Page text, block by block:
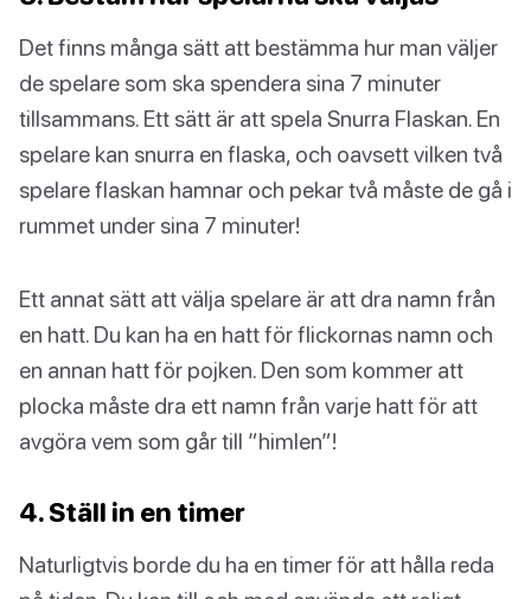
Det finns många sätt att bestämma hur man väljer
de spelare som ska spendera sina 7 minuter
tillsammans. Ett sätt är att spela Snurra Flaskan. En
spelare kan snurra en flaska, och oavsett vilken två
spelare flaskan hamnar och pekar två måste de gå i
rummet under sina 7 minuter!
Ett annat sätt att välja spelare är att dra namn från
en hatt. Du kan ha en hatt för flickornas namn och
en annan hatt för pojken. Den som kommer att
plocka måste dra ett namn från varje hatt för att
avgöra vem som går till ”himlen”!
4. Ställ in en timer
Naturligtvis borde du ha en timer för att hålla reda